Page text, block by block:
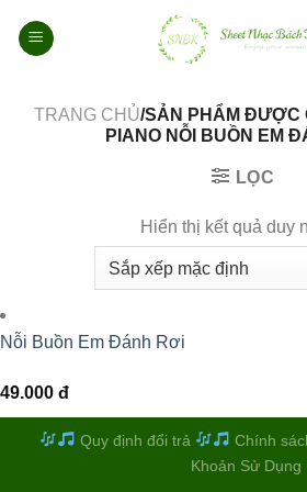
qua
TRANG CHỦ/SẢN PHẨM ĐƯỢC
PIANO NỖI BUỒN EM
LỌC
Hiển thị kết quả duy
Nỗi Buồn Em Đánh Rơi
49.000 đ
Quy định đổi trả Chính
Khoản Sử Dụng